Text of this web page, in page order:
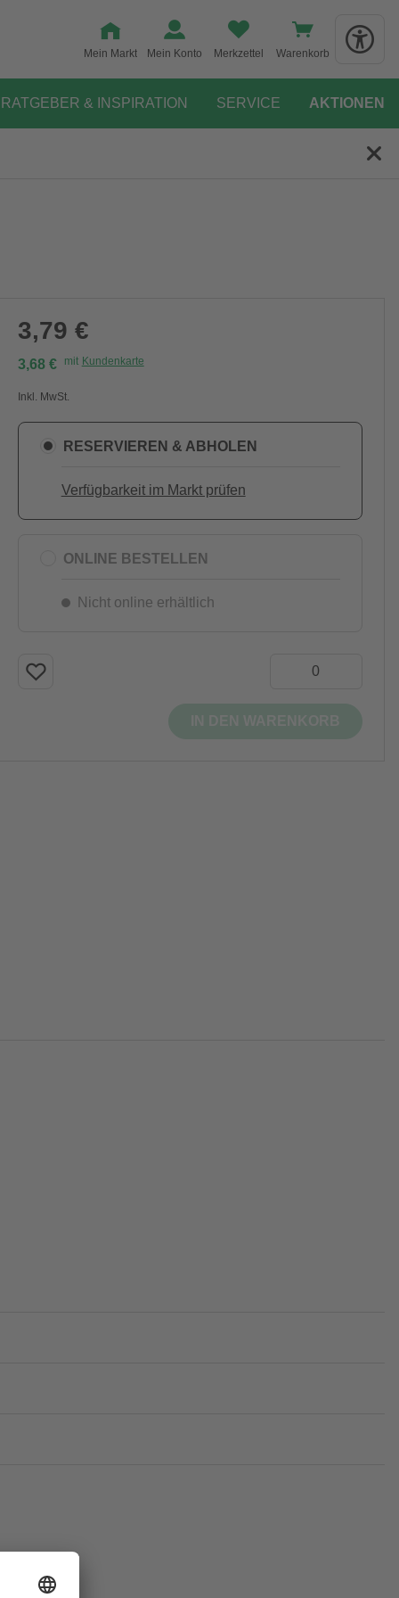
Mein Markt Mein Konto Merkzettel Warenkorb
RATGEBER & INSPIRATION SERVICE AKTIONEN
3,79 €
3,68 € mit Kundenkarte
Inkl. MwSt.
RESERVIEREN & ABHOLEN
Verfügbarkeit im Markt prüfen
ONLINE BESTELLEN
Nicht online erhältlich